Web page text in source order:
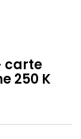
carte
250 K